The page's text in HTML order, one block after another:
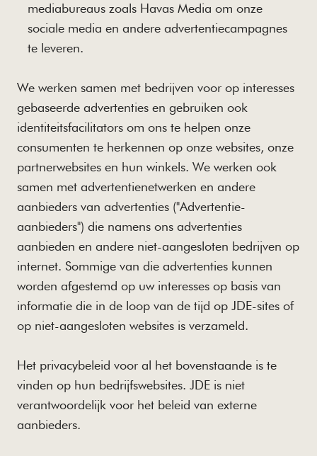
mediabureaus zoals Havas Media om onze
sociale media en andere advertentiecampagnes
te leveren.
We werken samen met bedrijven voor op interesses
gebaseerde advertenties en gebruiken ook
identiteitsfacilitators om ons te helpen onze
consumenten te herkennen op onze websites, onze
partnerwebsites en hun winkels. We werken ook
samen met advertentienetwerken en andere
aanbieders van advertenties ("Advertentie-
aanbieders") die namens ons advertenties
aanbieden en andere niet-aangesloten bedrijven op
internet. Sommige van die advertenties kunnen
worden afgestemd op uw interesses op basis van
informatie die in de loop van de tijd op JDE-sites of
op niet-aangesloten websites is verzameld.
Het privacybeleid voor al het bovenstaande is te
vinden op hun bedrijfswebsites. JDE is niet
verantwoordelijk voor het beleid van externe
aanbieders.